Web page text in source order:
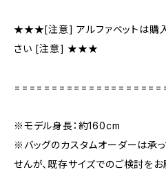
★★★[注意] アルファベットは購
さい [注意] ★★★
※モデル身長：約160cm
※バッグのカスタムオーダーは承っ
せんが、既存サイズでのご検討をお